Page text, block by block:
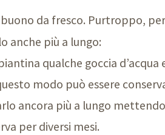
buono da fresco. Purtroppo,
anche più a lungo:
qualche goccia
modo può essere
ancora più a lungo
per diversi mesi.